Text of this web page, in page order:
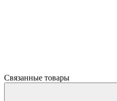
Связанные товары